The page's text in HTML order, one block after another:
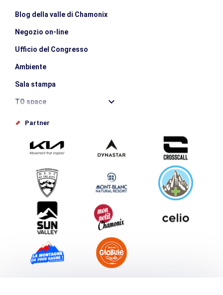
Blog della valle di Chamonix
Negozio on-line
Ufficio del Congresso
Ambiente
Sala stampa
TO space
Offices de tourisme
Inviate il vostro evento
Service groupes et séminaires
Scaricare
Turismo e disabilità
Partner